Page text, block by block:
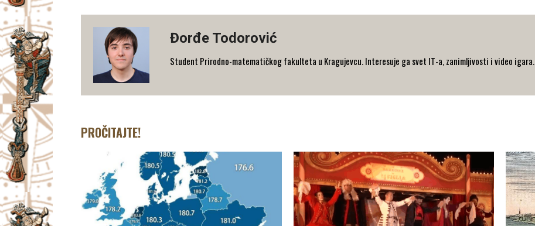
Đorđe Todorović
Student Prirodno-matematičkog fakulteta u Kragujevcu. Interesuje ga svet IT-a, zanimljivosti i video igara.
PROČITAJTE!